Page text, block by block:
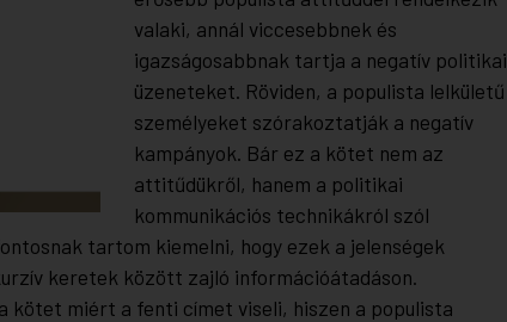
valaki, annál viccesebbnek és
igazságosabbnak tartja a negatív politikai
üzeneteket. Röviden, a populista lelkületű
személyeket szórakoztatják a negatív
kampányok. Bár ez a kötet nem az
attitűdükről, hanem a politikai
kommunikációs technikákról szól
tartom kiemelni, hogy ezek a jelenségek
keretek között zajló információátadáson.
kötet miért a fenti címet viseli, hiszen a populista